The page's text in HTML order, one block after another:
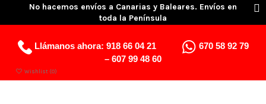
No hacemos envíos a Canarias y Baleares. Envíos en
toda la Península
Llámanos ahora: 918 66 04 21
670 58 92 79
– 607 99 48 60
Wishlist (0)